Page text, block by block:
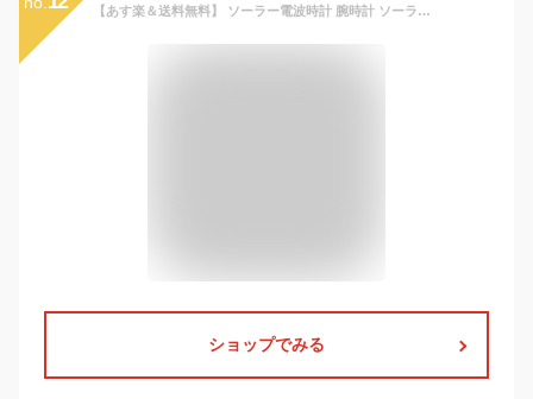
【あす楽＆送料無料】 ソーラー電波時計 腕時計 ソーラー電波時計 ソーラー電波 電波時計 ソーラー メンズ レディース Timeet ティミット 電波腕時計 電波ソーラー腕時計 軽量 男性用 誕生日 A-4 B-2 ペアウォッチ ギフト プレゼント バレンタイン
ショップでみる